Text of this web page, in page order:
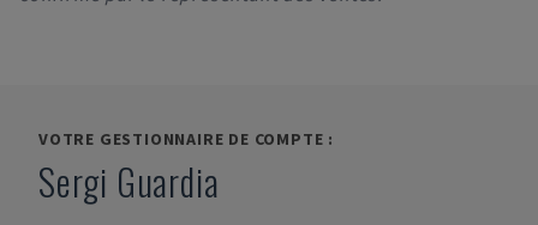
VOTRE GESTIONNAIRE DE COMPTE :
Sergi Guardia